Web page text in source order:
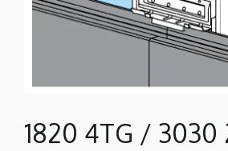
1820 4TG / 3030